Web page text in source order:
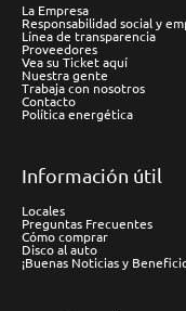
La Empresa
Responsabilidad social y
Línea de transparencia
Proveedores
Vea su Ticket aquí
Nuestra gente
Trabaja con nosotros
Contacto
Política energética
Información útil
Locales
Preguntas Frecuentes
Cómo comprar
Disco al auto
¡Buenas Noticias y